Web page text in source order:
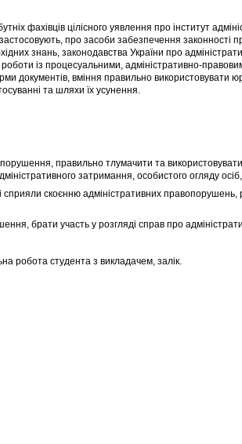
фахівців цілісного уявлення про інститут
застосовують, про засоби забезпечення
знань, законодавства України про
із процесуальними, адміністративно-
документів, вміння правильно використовувати
та шляхи їх усунення.
правильно тлумачити та використовувати
затримання, особистого огляду
скоєнню адміністративних
брати участь у розгляді справ про
робота студента з викладачем, залік.